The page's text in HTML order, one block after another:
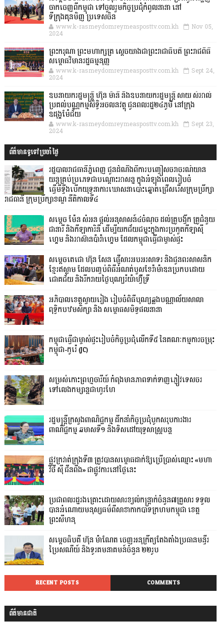
ចាកចេញពីកម្ពុជា ទៅចូលរួមកិច្ចប្រជុំកំពូលនានា នៅ
ទីក្រុងគុនមិញ ប្រទេសចិន
www.k-rasmeydomreymeasposttv.com.kh Nov 05,
2024
ព្រះករុណា ព្រះមហាក្សត្រ ស្តេចយាងជាព្រះរាជាធិបតី ព្រះរាជពិធី
សម្ពោធវិមានរដ្ឋធម្មនុញ្ញ
www.k-rasmeydomreymeasposttv.com.kh Sept 24,
2024
ឧបនាយករដ្ឋមន្ដ្រី ហ៊ុន ម៉ានី និងឧបនាយករដ្ឋមន្ដ្រី សាយ សំអាល់
ប្រគល់បណ្ណកម្មសិទ្ធិអចលនវត្ថុ ជូនពលរដ្ឋ២៤ភូមិ នៅក្រុង
ឧដុង្គម៉ែជ័យ
www.k-rasmeydomreymeasposttv.com.kh Sept 23,
2024
ព័ត៌មានទូទៅប្រចាំថ្ងៃ
រដ្ឋបាលរាជធានីភ្នំពេញ ជូនដំណឹងពីការបញ្ចៀសចរាចរណ៍យាន
យន្តគ្រប់ប្រភេទជាបណ្តោះអាសន្ន ក្នុងអំឡុងពេលរៀបចំ
ធ្វើមីទ្ទីងបើកយុទ្ធនាការឃោសនាបោះឆ្នោតជ្រើសរើសក្រុមប្រឹក្សា
រាជធានី ក្រុមប្រឹក្សាខណ្ឌ នីតិកាលទី៤
សម្តេច ម៉ែន សំអន ផ្តល់អនុសាសន៍៤ចំណុច ដល់គ្រូបង្វឹក គ្រូជំនួយ
ជានារី និងកីឡាការិនី ដើម្បីយកជ័យជម្នះក្នុងការប្រកួតកីឡាស៊ី
ហ្គេម និងអាស៊ានប៉ារ៉ាហ្គេម ដែលកម្ពុជាធ្វើជាម្ចាស់ផ្ទះ
សម្ដេចតេជោ ហ៊ុន សែន ផ្ញើសារអបអរសាទរ និងជូនពរសាសនិក
ខ្មែរឥស្លាម ដែលបញ្ចប់ពិធីអំណត់បួសខែរ៉ាម៉ាឌនប្រកបដោយ
ជោគជ័យ និងរីករាយថ្ងៃបុណ្យរ៉យ៉ាហ៊្វីទ្រី
អភិបាលខេត្តស្វាយរៀង រៀបចំពិធីបុណ្យឆ្លងបណ្ណាល័យសាលា
ពុទ្ធិកបឋមសិក្សា និង សម្ពោធសមិទ្ធផលនានា
កម្ពុជាធ្វើជាម្ចាស់ផ្ទះរៀបចំកិច្ចប្រជុំលើកទី៥ នៃគណៈកម្មការចម្រុះ
កម្ពុជា-កូរ៉េ (JC)
សម្រស់កោះព្រហ្មចារីយ៍ កំពុងមានភាពទាក់ទាញភ្ញៀវទេសចរ
ទៅលេងកម្សាន្តជាហូរហែ
រដ្ឋមន្ត្រីក្រសួងពាណិជ្ជកម្ម ដឹកនាំកិច្ចប្រជុំបូកសរុបការងារ
ពាណិជ្ជកម្ម ឆមាសទី១ និងទិសដៅយុទ្ធសាស្រ្តបន្ត
ផ្លូវក្រវាត់ក្រុងទី៣ ត្រូវបានសម្ពោធដាក់ឱ្យប្រើប្រាស់ឈ្មោះ «មហា
វិថី ស៊ី ជីនពីង» ជាផ្លូវការនៅថ្ងៃនេះ
ប្រជាពលរដ្ឋរងគ្រោះដោយសារខ្យល់កន្ត្រាក់ចំនួន៧គ្រួសារ ទទួល
បានអំណោយមនុស្សធម៌ពីសាខាកាកបាទក្រហមកម្ពុជា ខេត្ត
ព្រះសីហនុ
សម្តេចធិបតី ហ៊ុន ម៉ាណែត ចេញអនុក្រឹត្យតែងតាំងប្រធានមន្ទីរ
ប្រៃសណីយ៍ និងទូរគមនាគមន៍ចំនួន ២២រូប
RECENT POSTS COMMENTS
ព័ត៌មានជាតិ